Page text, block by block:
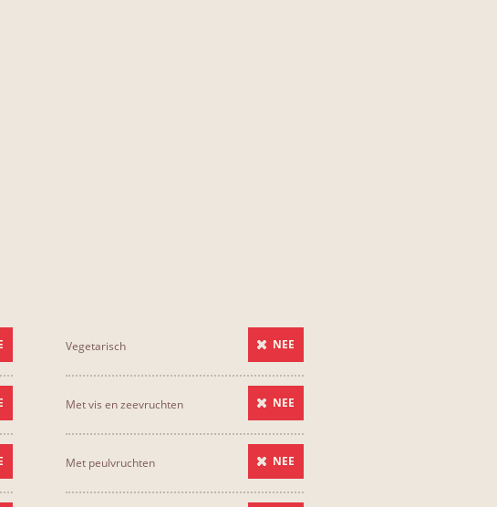
Vegetarisch NEE
Met vis en zeevruchten NEE
Met peulvruchten NEE